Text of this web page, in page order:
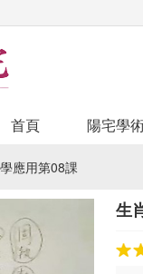
首頁 陽宅學
應用第08課
生